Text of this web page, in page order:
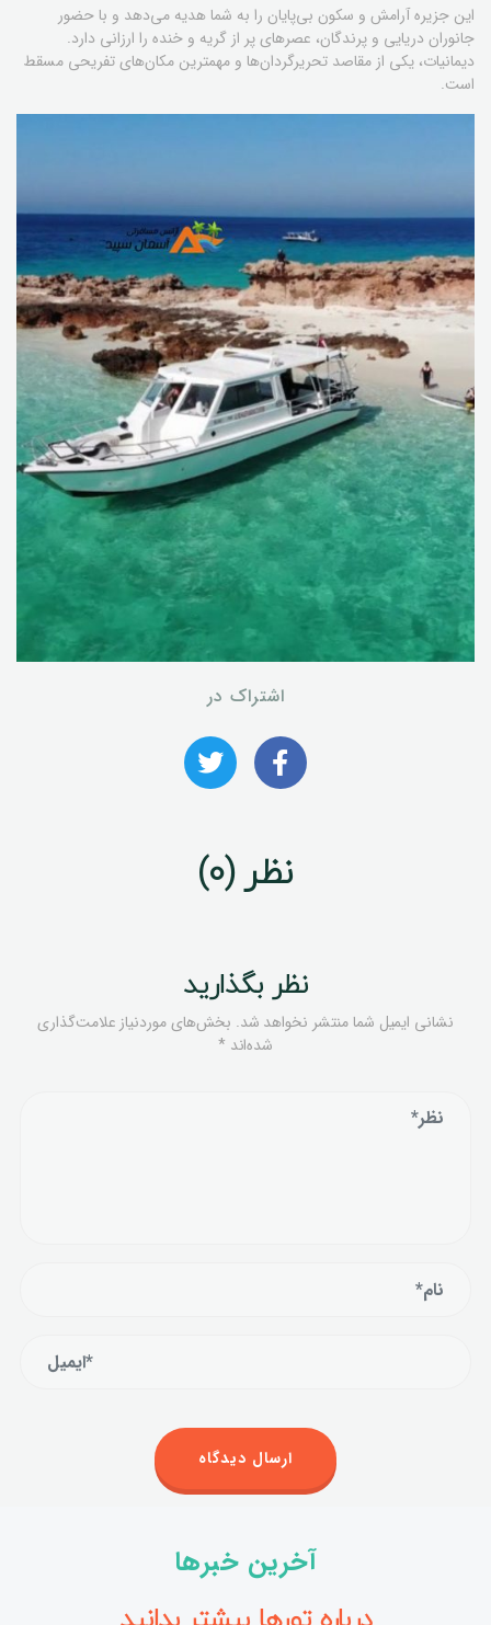
این جزیره آرامش و سکون بی‌پایان را به شما هدیه می‌دهد و با حضور
جانوران دریایی و پرندگان، عصرهای پر از گریه و خنده را ارزانی دارد.
دیمانیات، یکی از مقاصد تحریرگردان‌ها و مهمترین مکان‌های تفریحی مسقط
است.
اشتراک در
نظر (0)
نظر بگذارید
نشانی ایمیل شما منتشر نخواهد شد. بخش‌های موردنیاز علامت‌گذاری
شده‌اند *
آخرین خبرها